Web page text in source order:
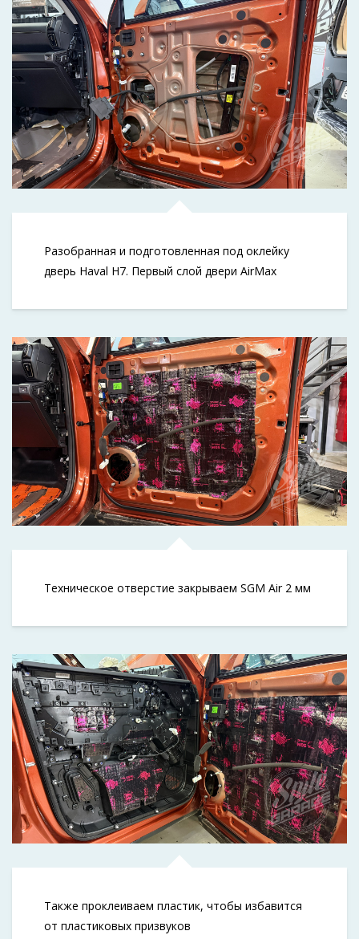
Разобранная и подготовленная под оклейку
дверь Haval H7. Первый слой двери AirMax
Техническое отверстие закрываем SGM Air 2 мм
Также проклеиваем пластик, чтобы избавится
от пластиковых призвуков